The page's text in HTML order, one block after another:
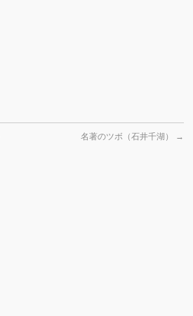
名著のツボ（石井千湖） →